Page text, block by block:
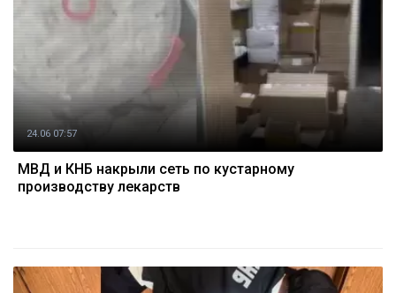
24.06 07:57
МВД и КНБ накрыли сеть по кустарному
производству лекарств